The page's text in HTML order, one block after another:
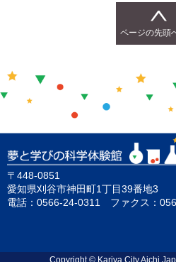
ページの先頭
〒448-0851
愛知県刈谷市神田町1丁目39番地3
電話：0566-24-0311 ファクス：
Copyright © Kariya